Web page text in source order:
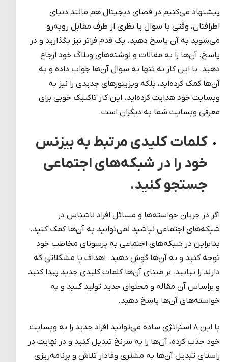
پیشنهاد می‌کنیم در فضای دیجیتال هم مانند دنیای
اطرافتان، وقتی با سوال یا نظری از طرف مقابل روبه‌رو
می‌شوید به آن پاسخ دهید. یک قدم فراتر نیز بگذارید و در
پاسخ، آن‌ها را به مقالات و نوشته‌های وبلاگ خود ارجاع
دهید. با این کار نه تنها به سوال آن‌ها جواب داده و به
آن‌ها کمک کرده‌اید، بلکه ویزیتورهای جدیدی را نیز به
وبسایت خود هدایت کرد‌ه‌اید. این کار تاکتیک خوبی برای
معرفی وبسایت شما به دیگران است.
کلمات کلیدی مرتبط به بیزنس
خود را در شبکه‌های اجتماعی
جستجو کنید.
اگر در جریان خواسته‌ها و مسائل افراد ناشناس در
شبکه‌های اجتماعی نباشید نمی‌توانید به آن‌ها کمک کنید.
بنابراین در شبکه‌های اجتماعی به پرسونای مخاطب خود
توجه کنید و به آن‌ها گوش دهید. اهداف یا مشکلاتی که
دارند را بیابید، بر مبنای آن‌ها کلمات کلیدی جدید پیدا کنید
و براساس آن مقاله و محتوای جدید تولید کنید و به
خواسته‌های آن‌ها پاسخ دهید.
با این ۸ استراتژی ساده می‌توانید افراد جدید را به وبسایت
خود جذب کرده، آن‌ها را به سرنخ تبدیل کنید و در نهایت در
راستای تبدیل آن‌ها به مشتری وفادار تلاش و برنامه‌ریزی